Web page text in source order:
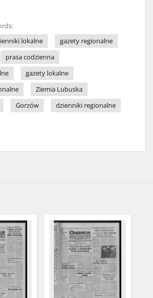
lokalne
gazety regionalne
prasa codzienna
gazety lokalne
Ziemia Lubuska
Gorzów
dzienniki regionalne